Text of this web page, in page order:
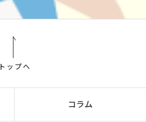
トップへ
コラム